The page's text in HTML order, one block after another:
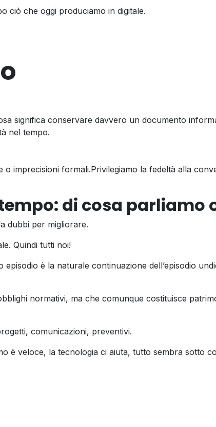
ciò che oggi produciamo in digitale.
significa conservare davvero un documento
nel tempo.
imprecisioni formali.Privilegiamo la fedeltà alla
di cosa parliamo
dubbi per migliorare.
Quindi tutti noi!
è la naturale continuazione dell’episodio
normativi, ma che comunque costituisce
comunicazioni, preventivi.
è veloce, la tecnologia ci aiuta, tutto sembra sotto